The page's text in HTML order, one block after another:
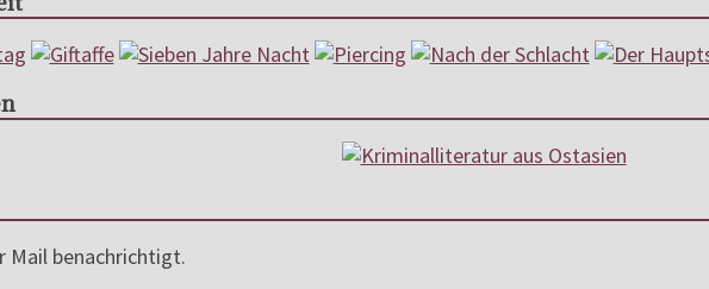
Mail benachrichtigt.